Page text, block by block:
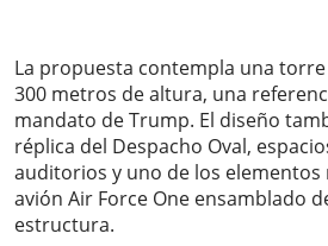
La propuesta contempla una
300 metros de altura, una
mandato de Trump. El diseño
réplica del Despacho Oval,
auditorios y uno de los elementos
avión Air Force One ensamblado
estructura.